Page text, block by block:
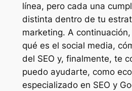
línea, pero cada una
distinta dentro de tu
marketing. A
qué es el social media,
del SEO y, finalmente, te
puedo ayudarte, como
especializado en SEO y